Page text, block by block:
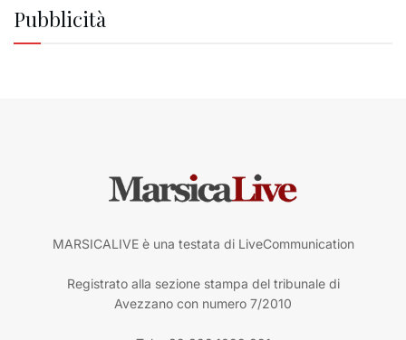
Pubblicità
MARSICALIVE è una testata di LiveCommunication
Registrato alla sezione stampa del tribunale di
Avezzano con numero 7/2010